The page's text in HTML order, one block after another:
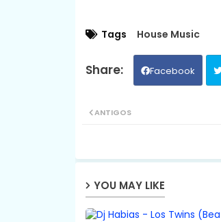
Tags House Music
Facebook
ANTIGOS
YOU MAY LIKE